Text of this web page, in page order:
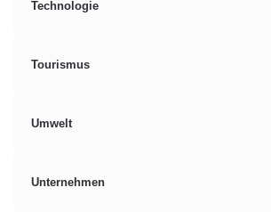
Technologie
Tourismus
Umwelt
Unternehmen